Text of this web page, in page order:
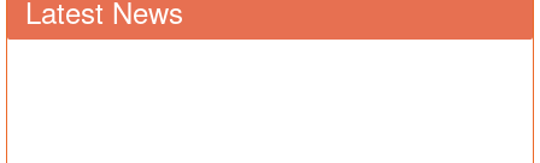
Latest News